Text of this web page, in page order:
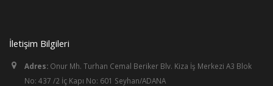
İletişim Bilgileri
Adres: Onur Mh. Turhan Cemal Beriker Blv. Kiza İş Merkezi A3 Blok
No: 437 /2 İç Kapı No: 601 Seyhan/ADANA